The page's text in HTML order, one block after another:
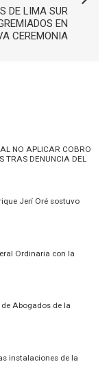
DE LIMA SUR
EN
CEREMONIA
NO APLICAR COBRO
TRAS DENUNCIA DEL
Jerí Oré sostuvo
Ordinaria con la
Abogados de la
instalaciones de la